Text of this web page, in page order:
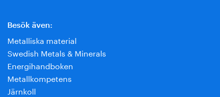
Besök även:
Metalliska material
Swedish Metals & Minerals
Energihandboken
Metallkompetens
Järnkoll